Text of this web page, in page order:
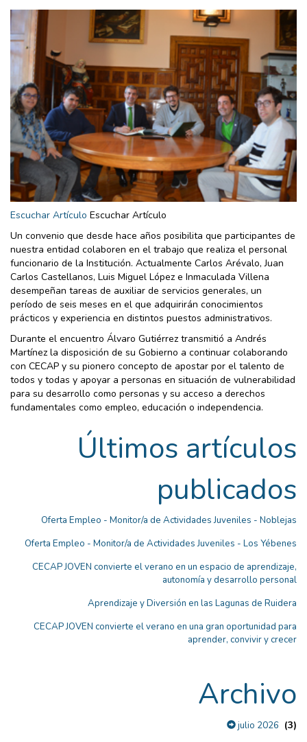
Escuchar Artículo Escuchar Artículo
Un convenio que desde hace años posibilita que participantes de
nuestra entidad colaboren en el trabajo que realiza el personal
funcionario de la Institución. Actualmente Carlos Arévalo, Juan
Carlos Castellanos, Luis Miguel López e Inmaculada Villena
desempeñan tareas de auxiliar de servicios generales, un
período de seis meses en el que adquirirán conocimientos
prácticos y experiencia en distintos puestos administrativos.
Durante el encuentro Álvaro Gutiérrez transmitió a Andrés
Martínez la disposición de su Gobierno a continuar colaborando
con CECAP y su pionero concepto de apostar por el talento de
todos y todas y apoyar a personas en situación de vulnerabilidad
para su desarrollo como personas y su acceso a derechos
fundamentales como empleo, educación o independencia.
Últimos artículos
publicados
Oferta Empleo - Monitor/a de Actividades Juveniles - Noblejas
Oferta Empleo - Monitor/a de Actividades Juveniles - Los Yébenes
CECAP JOVEN convierte el verano en un espacio de aprendizaje,
autonomía y desarrollo personal
Aprendizaje y Diversión en las Lagunas de Ruidera
CECAP JOVEN convierte el verano en una gran oportunidad para
aprender, convivir y crecer
Archivo
julio 2026 (3)